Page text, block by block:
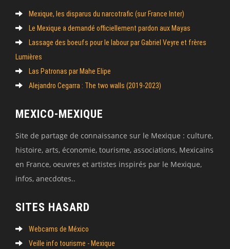
Mexique, les disparus du narcotrafic (sur France Inter)
Le Mexique a demandé officiellement pardon aux Mayas
Lassage des boeufs pour le labour par Gabriel Veyre et frères
Lumières
Las Patronas par Mahe Elipe
Alejandro Cegarra : The two walls (2019-2023)
MEXICO-MEXIQUE
Site de partage de connaissance sur le Mexique : culture,
histoire, arts, économie, tourisme, associations, Mexicains
en France, oeuvres et artistes inspirés par le Mexique,
infos, anecdotes..
SITES HASARD
Webcams de México
Veille info tourisme - Mexique